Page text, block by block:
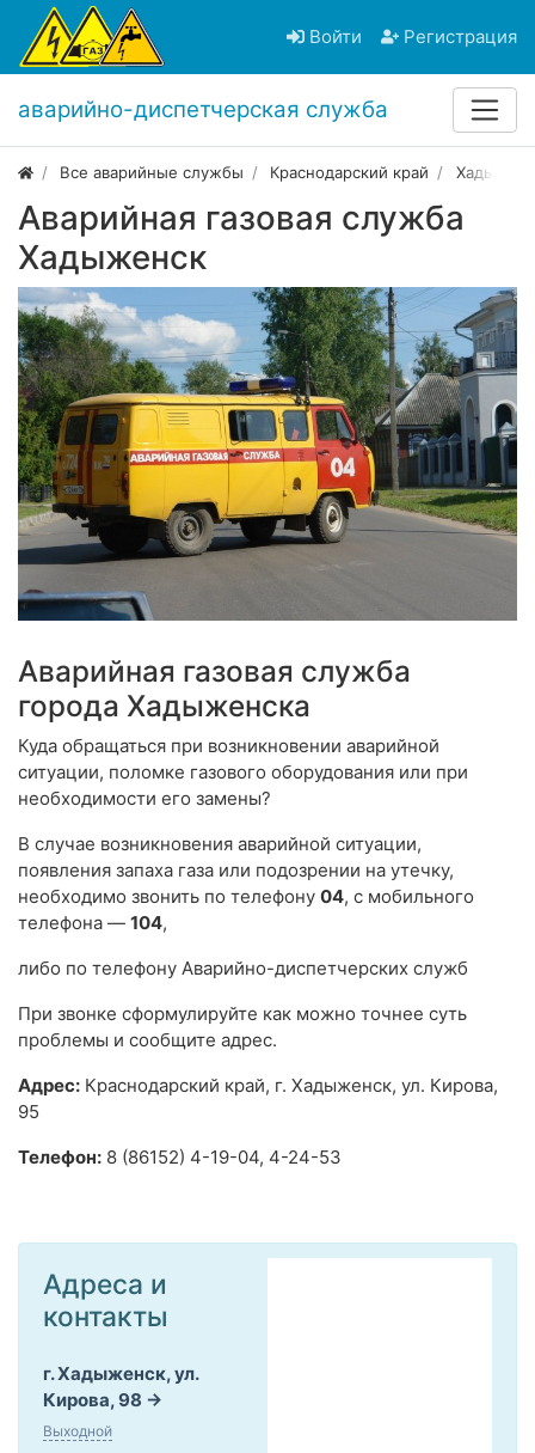
Войти Регистрация
аварийно-диспетчерская служба
Все аварийные службы Краснодарский край
Аварийная газовая служба
Хадыженск
Аварийная газовая служба
города Хадыженска
Куда обращаться при возникновении аварийной
ситуации, поломке газового оборудования или при
необходимости его замены?
В случае возникновения аварийной ситуации,
появления запаха газа или подозрении на утечку,
необходимо звонить по телефону 04, с мобильного
телефона — 104,
либо по телефону Аварийно-диспетчерских служб
При звонке сформулируйте как можно точнее суть
проблемы и сообщите адрес.
Адрес: Краснодарский край, г. Хадыженск, ул. Кирова,
95
Телефон: 8 (86152) 4-19-04, 4-24-53
Адреса и
контакты
г. Хадыженск, ул.
Кирова, 98
Выходной